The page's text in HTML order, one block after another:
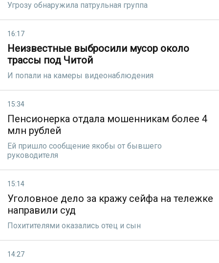
Угрозу обнаружила патрульная группа
16:17
Неизвестные выбросили мусор около
трассы под Читой
И попали на камеры видеонаблюдения
15:34
Пенсионерка отдала мошенникам более 4
млн рублей
Ей пришло сообщение якобы от бывшего
руководителя
15:14
Уголовное дело за кражу сейфа на тележке
направили суд
Похитителями оказались отец и сын
14:27